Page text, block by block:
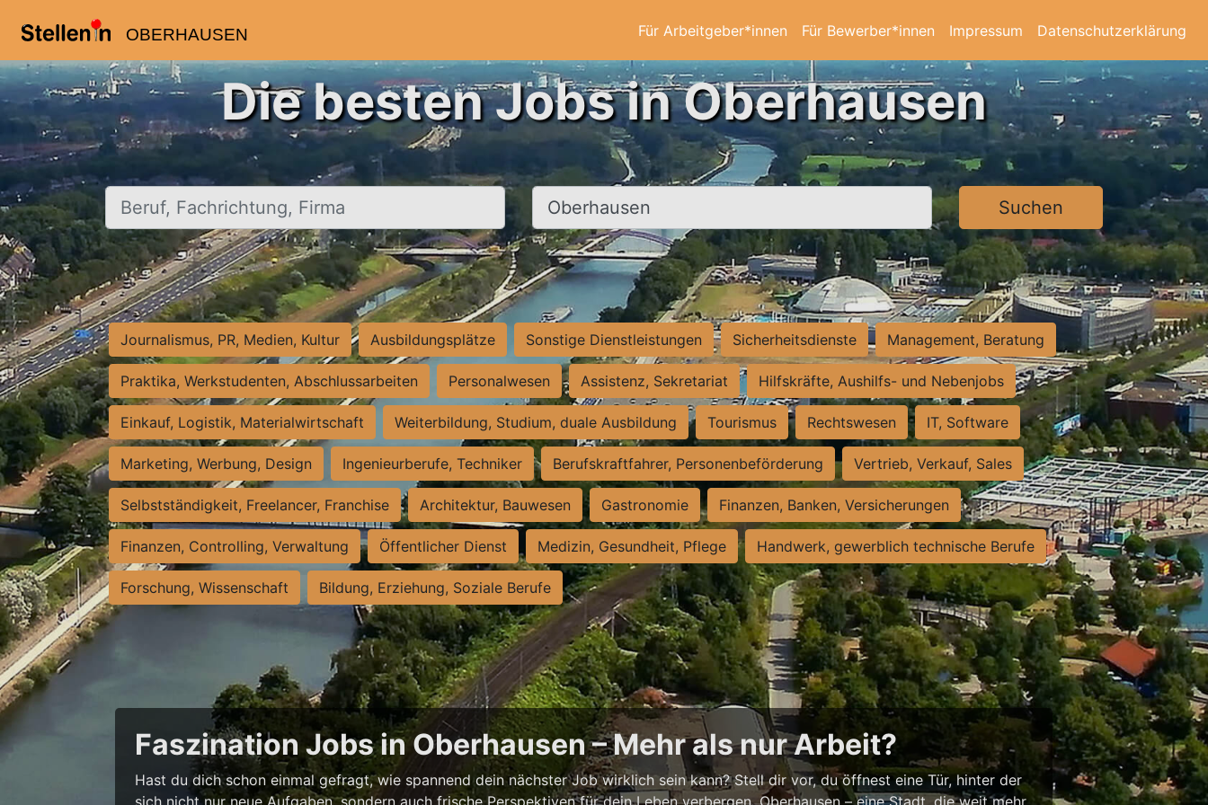
OBERHAUSEN Für Arbeitgeber*innen Für Bewerber*innen Impressum Datenschutzerklärung
Die besten Jobs in Oberhausen
Beruf, Fachrichtung, Firma Ort, Stadt Suchen
Journalismus, PR, Medien, Kultur Ausbildungsplätze Sonstige Dienstleistungen Sicherheitsdienste Management, Beratung
Praktika, Werkstudenten, Abschlussarbeiten Personalwesen Assistenz, Sekretariat Hilfskräfte, Aushilfs- und Nebenjobs
Einkauf, Logistik, Materialwirtschaft Weiterbildung, Studium, duale Ausbildung Tourismus Rechtswesen IT, Software
Marketing, Werbung, Design Ingenieurberufe, Techniker Berufskraftfahrer, Personenbeförderung Vertrieb, Verkauf, Sales
Selbstständigkeit, Freelancer, Franchise Architektur, Bauwesen Gastronomie Finanzen, Banken, Versicherungen
Finanzen, Controlling, Verwaltung Öffentlicher Dienst Medizin, Gesundheit, Pflege Handwerk, gewerblich technische Berufe
Forschung, Wissenschaft Bildung, Erziehung, Soziale Berufe
Faszination Jobs in Oberhausen – Mehr als nur Arbeit?
Hast du dich schon einmal gefragt, wie spannend dein nächster Job wirklich sein kann? Stell dir vor, du öffnest eine Tür, hinter der